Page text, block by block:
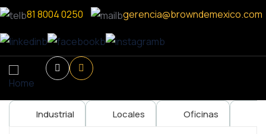
81 8004 0250 gerencia@browndemexico.com
Industrial Locales Oficinas